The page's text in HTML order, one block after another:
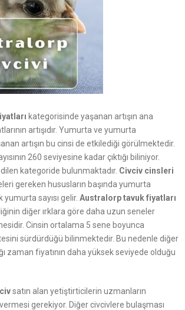
kategorisinde yaşanan artışın ana
artışıdır. Yumurta ve yumurta
artışın bu cinsi de etkilediği görülmektedir.
260 seviyesine kadar çıktığı biliniyor.
kategoride bulunmaktadır. Civciv cinsleri
gereken hususların başında yumurta
yumurta sayısı gelir. Australorp tavuk fiyatları
diğer ırklara göre daha uzun seneler
Cinsin ortalama 5 sene boyunca
sürdürdüğü bilinmektedir. Bu nedenle diğer
zaman fiyatının daha yüksek seviyede olduğu
satın alan yetiştirticilerin uzmanların
gerekiyor. Diğer civcivlere bulaşması